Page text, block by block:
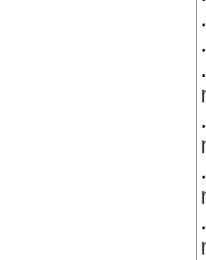
.
.
.
.
.
.